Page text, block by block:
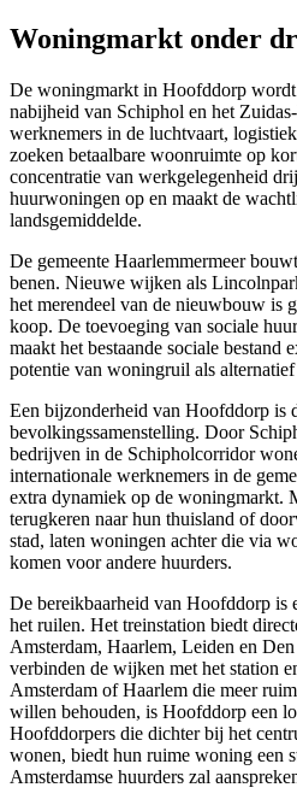
Woningmarkt onder
De woningmarkt in Hoofddorp
nabijheid van Schiphol en het
werknemers in de luchtvaart,
zoeken betaalbare woonruimte op
concentratie van werkgelegenheid
huurwoningen op en maakt de
landsgemiddelde.
De gemeente Haarlemmermeer
benen. Nieuwe wijken als
het merendeel van de nieuwbouw is
koop. De toevoeging van sociale
maakt het bestaande sociale bestand
potentie van woningruil als
Een bijzonderheid van Hoofddorp is
bevolkingssamenstelling. Door
bedrijven in de Schipholcorridor
internationale werknemers in de
extra dynamiek op de woningmarkt.
terugkeren naar hun thuisland of
stad, laten woningen achter die via
komen voor andere huurders.
De bereikbaarheid van Hoofddorp is
het ruilen. Het treinstation biedt
Amsterdam, Haarlem, Leiden en
verbinden de wijken met het station
Amsterdam of Haarlem die meer
willen behouden, is Hoofddorp een
Hoofddorpers die dichter bij het
wonen, biedt hun ruime woning een
Amsterdamse huurders zal